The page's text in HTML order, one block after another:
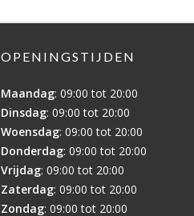
OPENINGSTIJDEN
Maandag: 09:00 tot 20:00
Dinsdag: 09:00 tot 20:00
Woensdag: 09:00 tot 20:00
Donderdag: 09:00 tot 20:00
Vrijdag: 09:00 tot 20:00
Zaterdag: 09:00 tot 20:00
Zondag: 09:00 tot 20:00